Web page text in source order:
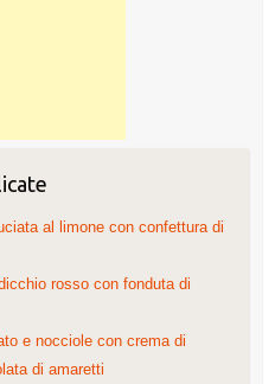
al limone con confettura di
rosso con fonduta di
e nocciole con crema di
di amaretti